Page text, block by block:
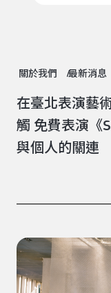
關於我們 最新消息
在臺北表演藝
觸 免費表演《
與個人的關連